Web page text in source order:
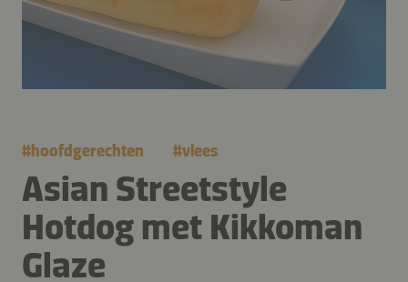
#hoofdgerechten #vlees
Asian Streetstyle
Hotdog met Kikkoman
Glaze